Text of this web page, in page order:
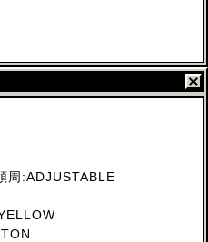
周:ADJUSTABLE